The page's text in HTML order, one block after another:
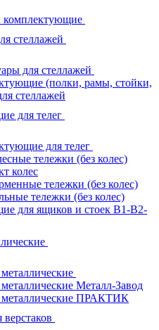
комплектующие
стеллажей
для стеллажей
(полки, рамы, стойки,
стеллажей
для телег
для телег
тележки (без колес)
колес
тележки (без колес)
тележки (без колес)
для ящиков и стоек В1-В2-
Металл-Завод
ПРАКТИК